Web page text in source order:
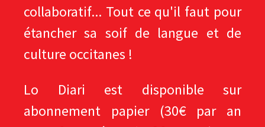
collaboratif... Tout ce qu'il faut pour
étancher sa soif de langue et de
culture occitanes !
Lo Diari est disponible sur
abonnement papier (30€ par an